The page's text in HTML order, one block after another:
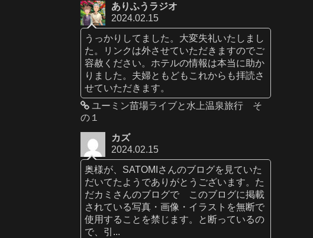
ありふうラジオ
2024.02.15
うっかりしてました。大変失礼いたしまし
た。リンクは外させていただきますのでご
容赦ください。ホテルの情報は本当に助か
りました。夫婦ともどもこれからも拝読さ
せていただきます。
ユーミン苗場ライブと水上温泉旅行 そ
の１
カズ
2024.02.15
奥様が、SATOMIさんのブログを見ていた
だいてたようでありがとうございます。た
だカミさんのブログで このブログに掲載
されている写真・画像・イラストを無断で
使用することを禁じます。と断っているの
で、引...